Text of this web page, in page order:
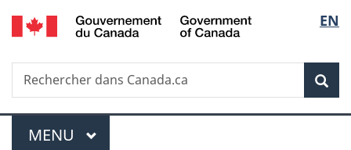
Passer
au
principal
Passer
à
Au
du
Passer
à
version
simplifiée
de
la
EN
Recherche
Rechercher
dans
Menu
MENU PRINCIPAL